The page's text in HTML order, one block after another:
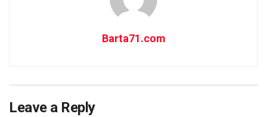
Barta71.com
Leave a Reply